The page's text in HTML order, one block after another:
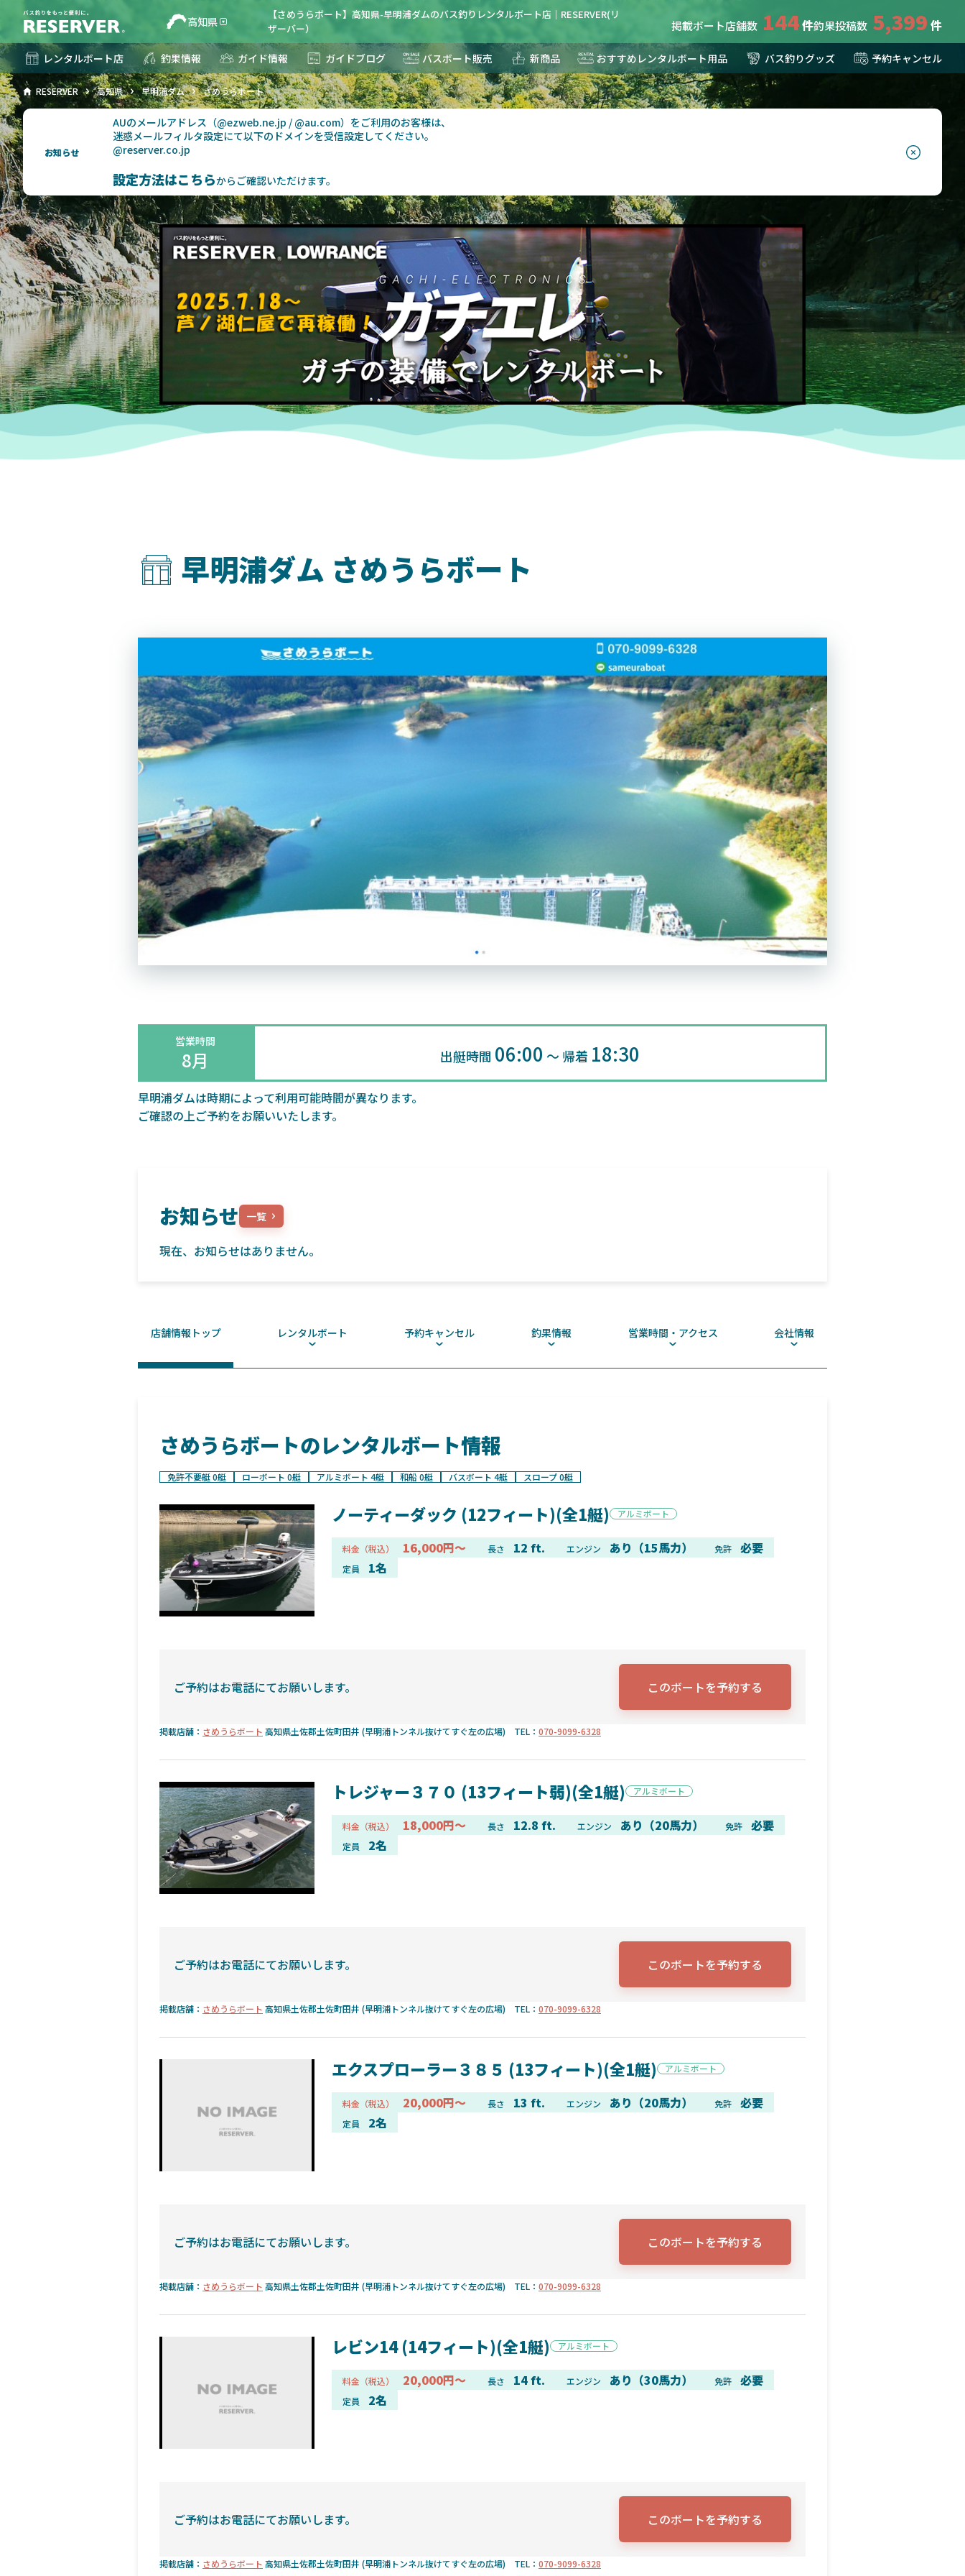
高知県
【さめうらボート】高知県-早明浦ダムのバス釣りレンタルボート店｜RESERVER(リ
ザーバー）
掲載ボート店舗数 144 釣果投稿数 5,399
レンタルボート店 釣果情報 ガイド情報 ガイドブログ バスボート販売 新商品 おすすめレンタルボート用品 バス釣りグッズ 予約キャンセル
RESERVER 高知県 早明浦ダム さめうらボート
お知らせ
AUのメールアドレス（@ezweb.ne.jp / @au.com）をご利用のお客様は、
迷惑メールフィルタ設定にて以下のドメインを受信設定してください。
@reserver.co.jp
設定方法はこちらからご確認いただけます。
早明浦ダム さめうらボート
8月 出艇時間 06:00 〜 帰着 18:30
早明浦ダムは時期によって利用可能時間が異なります。
ご確認の上ご予約をお願いいたします。
お知らせ 一覧
現在、お知らせはありません。
店舗情報トップ レンタルボート 予約キャンセル 釣果情報 営業時間・アクセス 会社情報
さめうらボートのレンタルボート情報
免許不要艇 0艇 ローボート 0艇 アルミボート 4艇 和船 0艇 バスボート 4艇 スロープ 0艇
ノーティーダック (12フィート)(全1艇) アルミボート
料金（税込） 16,000円～ 長さ 12 ft. エンジン あり（15馬力） 免許 必要
定員 1名
ご予約はお電話にてお願いします。 このボートを予約する
掲載店舗： さめうらボート 高知県土佐郡土佐町田井 (早明浦トンネル抜けてすぐ左の広場) TEL： 070-9099-6328
トレジャー３７０ (13フィート弱)(全1艇) アルミボート
料金（税込） 18,000円～ 長さ 12.8 ft. エンジン あり（20馬力） 免許 必要
定員 2名
ご予約はお電話にてお願いします。 このボートを予約する
掲載店舗： さめうらボート 高知県土佐郡土佐町田井 (早明浦トンネル抜けてすぐ左の広場) TEL： 070-9099-6328
エクスプローラー３８５ (13フィート)(全1艇) アルミボート
料金（税込） 20,000円～ 長さ 13 ft. エンジン あり（20馬力） 免許 必要
定員 2名
ご予約はお電話にてお願いします。 このボートを予約する
掲載店舗： さめうらボート 高知県土佐郡土佐町田井 (早明浦トンネル抜けてすぐ左の広場) TEL： 070-9099-6328
レビン14 (14フィート)(全1艇) アルミボート
料金（税込） 20,000円～ 長さ 14 ft. エンジン あり（30馬力） 免許 必要
定員 2名
ご予約はお電話にてお願いします。 このボートを予約する
掲載店舗： さめうらボート 高知県土佐郡土佐町田井 (早明浦トンネル抜けてすぐ左の広場) TEL： 070-9099-6328